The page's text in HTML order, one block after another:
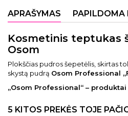
APRAŠYMAS PAPILDOMA
Kosmetinis teptukas
Osom
Plokščias pudros šepetėlis, skirtas
skystą pudrą Osom Professional
„Osom Professional“ –
5 KITOS PREKĖS TOJE